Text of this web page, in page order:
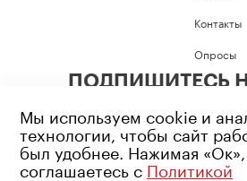
Контакты
Опросы
ПОДПИШИТЕСЬ
Мы используем cookie и
технологии, чтобы сайт
был удобнее. Нажимая
соглашаетесь с Политикой